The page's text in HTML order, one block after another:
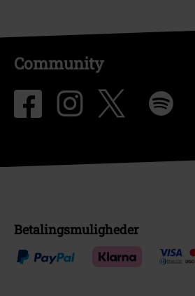
Community
Betalingsmuligheder